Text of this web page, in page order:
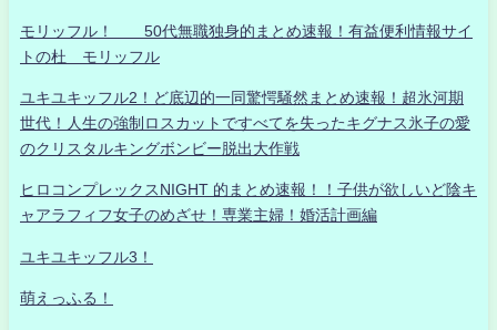
モリッフル！ 50代無職独身的まとめ速報！有益便利情報サイ
トの杜 モリッフル
ユキユキッフル2！ど底辺的一同驚愕騒然まとめ速報！超氷河期
世代！人生の強制ロスカットですべてを失ったキグナス氷子の愛
のクリスタルキングボンビー脱出大作戦
ヒロコンプレックスNIGHT 的まとめ速報！！子供が欲しいど陰キ
ャアラフィフ女子のめざせ！専業主婦！婚活計画編
ユキユキッフル3！
萌えっふる！